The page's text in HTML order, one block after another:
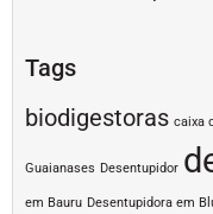
Tags
biodigestoras caixa
Guaianases Desentupidor
em Bauru Desentupidora em